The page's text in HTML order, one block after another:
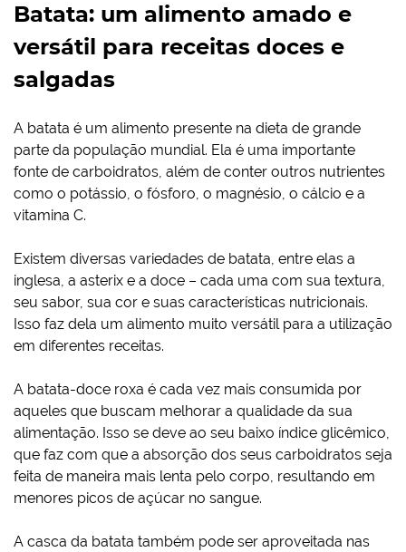
Batata: um alimento amado e
versátil para receitas doces e
salgadas
A batata é um alimento presente na dieta de grande
parte da população mundial. Ela é uma importante
fonte de carboidratos, além de conter outros nutrientes
como o potássio, o fósforo, o magnésio, o cálcio e a
vitamina C.
Existem diversas variedades de batata, entre elas a
inglesa, a asterix e a doce – cada uma com sua textura,
seu sabor, sua cor e suas características nutricionais.
Isso faz dela um alimento muito versátil para a utilização
em diferentes receitas.
A batata-doce roxa é cada vez mais consumida por
aqueles que buscam melhorar a qualidade da sua
alimentação. Isso se deve ao seu baixo índice glicêmico,
que faz com que a absorção dos seus carboidratos seja
feita de maneira mais lenta pelo corpo, resultando em
menores picos de açúcar no sangue.
A casca da batata também pode ser aproveitada nas